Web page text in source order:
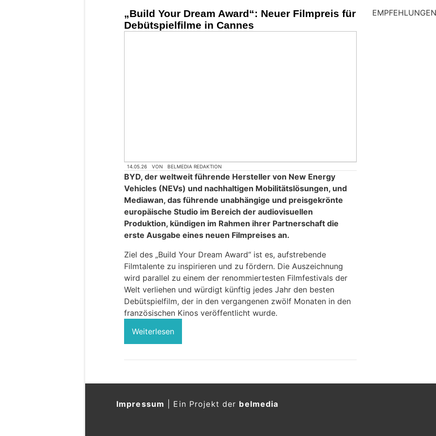
„Build Your Dream Award“: Neuer Filmpreis für
Debütspielfilme in Cannes
14.05.26 VON BELMEDIA REDAKTION
BYD, der weltweit führende Hersteller von New Energy
Vehicles (NEVs) und nachhaltigen Mobilitätslösungen, und
Mediawan, das führende unabhängige und preisgekrönte
europäische Studio im Bereich der audiovisuellen
Produktion, kündigen im Rahmen ihrer Partnerschaft die
erste Ausgabe eines neuen Filmpreises an.
Ziel des „Build Your Dream Award“ ist es, aufstrebende
Filmtalente zu inspirieren und zu fördern. Die Auszeichnung
wird parallel zu einem der renommiertesten Filmfestivals der
Welt verliehen und würdigt künftig jedes Jahr den besten
Debütspielfilm, der in den vergangenen zwölf Monaten in den
französischen Kinos veröffentlicht wurde.
Weiterlesen
EMPFEHLUNGEN
Impressum Ein Projekt der belmedia